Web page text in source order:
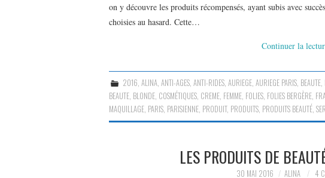
on y découvre les produits récompensés, ayant subis avec
choisies au hasard. Cette…
Continuer la
2016 ,ALINA ,ANTI-AGES ,ANTI-RIDES ,AURIEGE ,AURIEGE PARIS BEAUTE
BEAUTE BLONDE COSMÉTIQUES CREME FEMME FOLIES FOLIES BERGÈRE
MAQUILLAGE PARIS PARISIENNE PRODUIT, PRODUITS PRODUITS BEAUTÉ
LES PRODUITS DE
30 MAI 2016 ALINA 4